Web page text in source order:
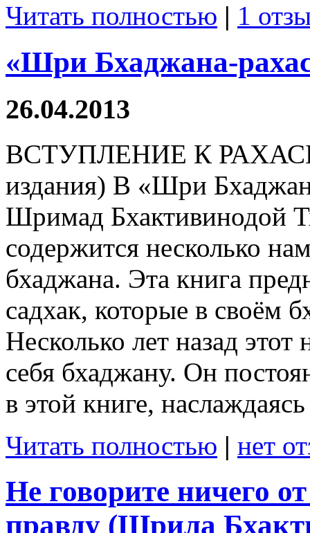
Читать полностью | 1
«Шри Бхаджана-
26.04.2013
ВСТУПЛЕНИЕ К РАХАСЬЕ
издания) В «Шри
Шримад Бхактивинодой
содержится несколько
бхаджана. Эта книга
садхак, которые в своём
Несколько лет назад
себя бхаджану. Он
в этой книге,
Читать полностью | нет
Не говорите ничего
правду (Шрила